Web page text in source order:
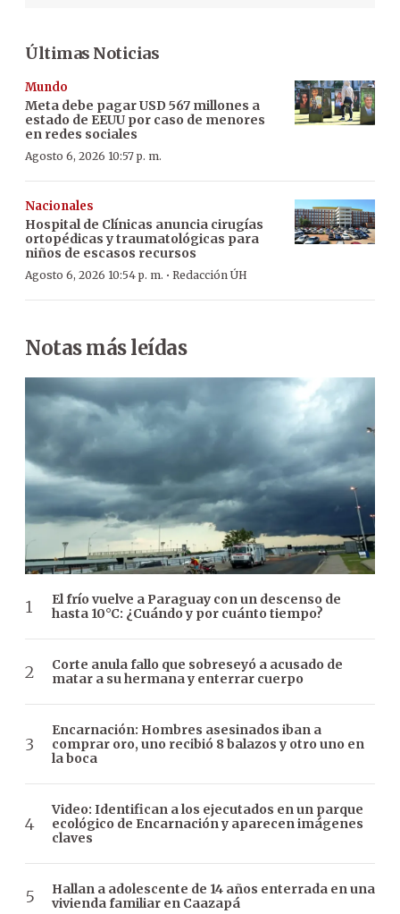
Últimas Noticias
Mundo
Meta debe pagar USD 567 millones a
estado de EEUU por caso de menores
en redes sociales
Agosto 6, 2026 10:57 p. m.
Nacionales
Hospital de Clínicas anuncia cirugías
ortopédicas y traumatológicas para
niños de escasos recursos
Agosto 6, 2026 10:54 p. m. · Redacción ÚH
Notas más leídas
El frío vuelve a Paraguay con un descenso de
hasta 10°C: ¿Cuándo y por cuánto tiempo?
Corte anula fallo que sobreseyó a acusado de
matar a su hermana y enterrar cuerpo
Encarnación: Hombres asesinados iban a
comprar oro, uno recibió 8 balazos y otro uno en
la boca
Video: Identifican a los ejecutados en un parque
ecológico de Encarnación y aparecen imágenes
claves
Hallan a adolescente de 14 años enterrada en una
vivienda familiar en Caazapá